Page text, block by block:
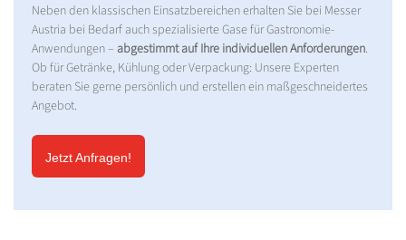
Neben den klassischen Einsatzbereichen erhalten Sie bei Messer
Austria bei Bedarf auch spezialisierte Gase für Gastronomie-
Anwendungen – abgestimmt auf Ihre individuellen Anforderungen.
Ob für Getränke, Kühlung oder Verpackung: Unsere Experten
beraten Sie gerne persönlich und erstellen ein maßgeschneidertes
Angebot.
Jetzt Anfragen!